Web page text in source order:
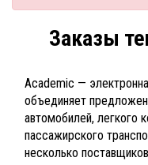
Заказы
Academic —
объединяет
автомобилей, легкого
пассажирского
несколько